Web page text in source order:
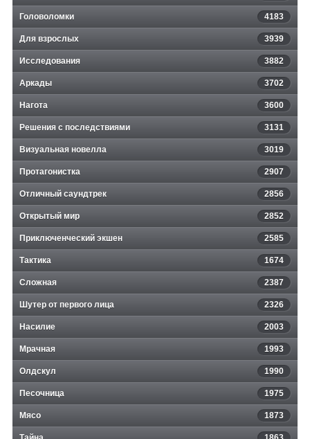
Головоломки 4183
Для взрослых 3939
Исследования 3882
Аркады 3702
Нагота 3600
Решения с последствиями 3131
Визуальная новелла 3019
Протагонистка 2907
Отличный саундтрек 2856
Открытый мир 2852
Приключенческий экшен 2585
Тактика 1674
Сложная 2387
Шутер от первого лица 2326
Насилие 2003
Мрачная 1993
Олдскул 1990
Песочница 1975
Мясо 1873